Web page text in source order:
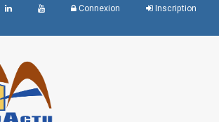
Connexion Inscription